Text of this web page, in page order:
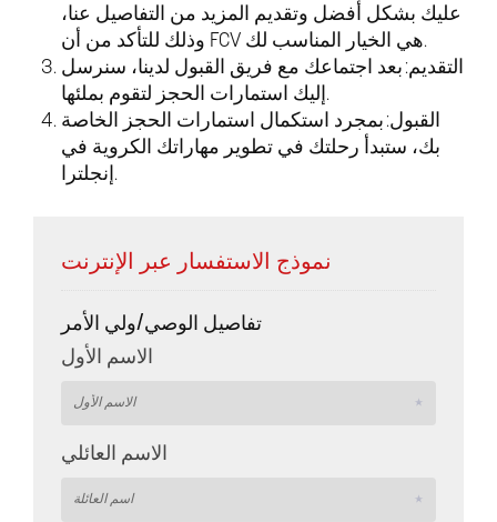
عليك بشكل أفضل وتقديم المزيد من التفاصيل عنا،
وذلك للتأكد من أن FCV هي الخيار المناسب لك.
التقديم: بعد اجتماعك مع فريق القبول لدينا، سنرسل
إليك استمارات الحجز لتقوم بملئها.
القبول: بمجرد استكمال استمارات الحجز الخاصة
بك، ستبدأ رحلتك في تطوير مهاراتك الكروية في
إنجلترا.
نموذج الاستفسار عبر الإنترنت
تفاصيل الوصي/ولي الأمر
الاسم الأول
الاسم العائلي